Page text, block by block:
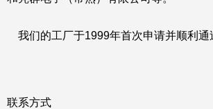
我们的工厂于1999年首次申请并顺利
联系方式